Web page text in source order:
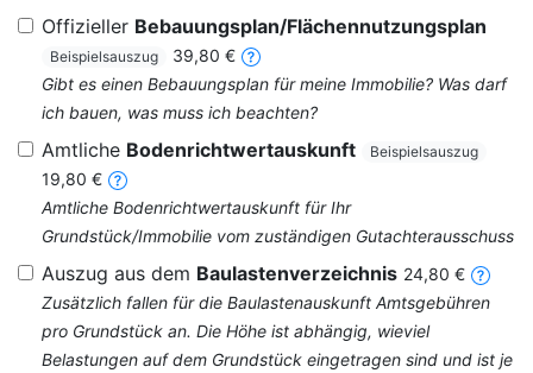
Offizieller Bebauungsplan/Flächennutzungsplan
Beispielsauszug
39,80 €
Gibt es einen Bebauungsplan für meine Immobilie? Was darf
ich bauen, was muss ich beachten?
Amtliche Bodenrichtwertauskunft Beispielsauszug
19,80 €
Amtliche Bodenrichtwertauskunft für Ihr
Grundstück/Immobilie vom zuständigen Gutachterausschuss
Auszug aus dem Baulastenverzeichnis 24,80 €
Zusätzlich fallen für die Baulastenauskunft Amtsgebühren
pro Grundstück an. Die Höhe ist abhängig, wieviel
Belastungen auf dem Grundstück eingetragen sind und ist je